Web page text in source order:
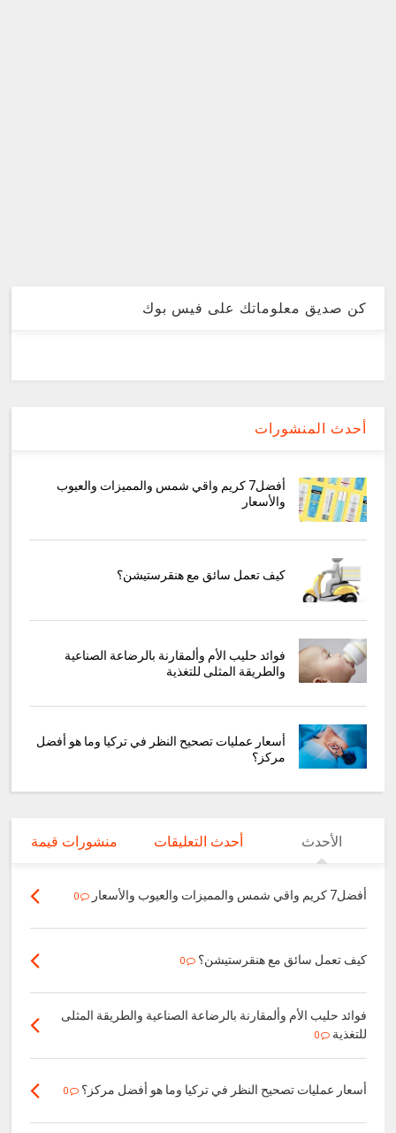
كن صديق معلوماتك على فيس بوك
أحدث المنشورات
أفضل7 كريم واقي شمس والمميزات والعيوب
والأسعار
كيف تعمل سائق مع هنقرستيشن؟
فوائد حليب الأم وألمقارنة بالرضاعة الصناعية
والطريقة المثلى للتغذية
أسعار عمليات تصحيح النظر في تركيا وما هو أفضل
مركز؟
الأحدث أحدث التعليقات منشورات قيمة
أفضل7 كريم واقي شمس والمميزات والعيوب والأسعار 0
كيف تعمل سائق مع هنقرستيشن؟ 0
فوائد حليب الأم وألمقارنة بالرضاعة الصناعية والطريقة المثلى
للتغذية
0
أسعار عمليات تصحيح النظر في تركيا وما هو أفضل مركز؟ 0